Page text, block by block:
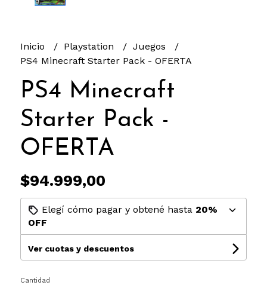
Inicio Playstation
Juegos
PS4 Minecraft Starter Pack - OFERTA
PS4 Minecraft
Starter Pack -
OFERTA
$94.999,00
Elegí cómo pagar y obtené hasta 20%
OFF
Ver cuotas y descuentos
Cantidad